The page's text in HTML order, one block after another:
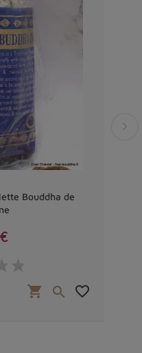
Bouddha de
shopping_cart  favorite_border